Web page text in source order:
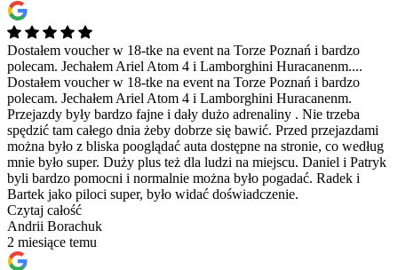
Dostałem voucher w 18-tke na event na Torze Poznań i bardzo
polecam. Jechałem Ariel Atom 4 i Lamborghini Huracanenm....
Dostałem voucher w 18-tke na event na Torze Poznań i bardzo
polecam. Jechałem Ariel Atom 4 i Lamborghini Huracanenm.
Przejazdy były bardzo fajne i dały dużo adrenaliny . Nie trzeba
spędzić tam całego dnia żeby dobrze się bawić. Przed przejazdami
można było z bliska pooglądać auta dostępne na stronie, co według
mnie było super. Duży plus też dla ludzi na miejscu. Daniel i Patryk
byli bardzo pomocni i normalnie można było pogadać. Radek i
Bartek jako piloci super, było widać doświadczenie.
Czytaj całość
Andrii Borachuk
2 miesiące temu